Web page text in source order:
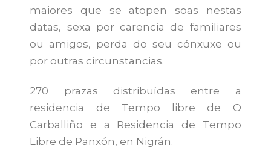
maiores que se atopen soas nestas
datas, sexa por carencia de familiares
ou amigos, perda do seu cónxuxe ou
por outras circunstancias.
270 prazas distribuídas entre a
residencia de Tempo libre de O
Carballiño e a Residencia de Tempo
Libre de Panxón, en Nigrán.